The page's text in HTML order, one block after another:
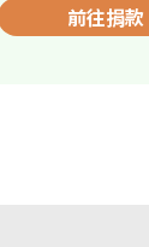
前往捐款